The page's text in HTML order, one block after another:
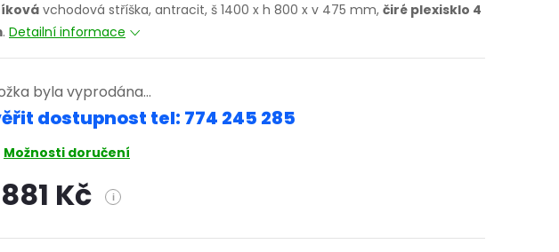
vchodová stříška, antracit, š 1400 x h 800 x v 475 mm, čiré plexisklo 4
. Detailní informace
byla vyprodána…
dostupnost tel: 774 245 285
Možnosti doručení
Kč i